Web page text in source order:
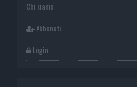
Chi siamo
Abbonati
Login